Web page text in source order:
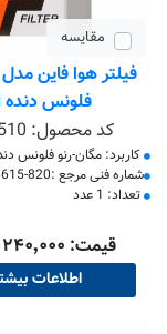
مقایسه
فیلتر هوا فاین
فلونس دنده
کد محصول:
کاربرد: مگان-رنو فلونس
​شماره فنی مرجع :820-166615
تعداد: 1 عدد
قیمت: ۲۴۰٬۰۰۰ تومان
اطلاعات